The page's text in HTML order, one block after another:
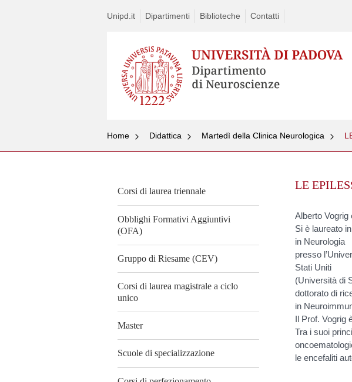
Unipd.it Dipartimenti Biblioteche Contatti
Home Didattica Martedì della Clinica Neurologica
Corsi di laurea triennale
Obblighi Formativi Aggiuntivi
(OFA)
Gruppo di Riesame (CEV)
Corsi di laurea magistrale a ciclo
unico
Master
Scuole di specializzazione
LE
Alberto Vogrig
Si è laureato
in Neurologia
presso
Stati Uniti
(Università di
dottorato di
in
Il Prof. Vogrig
Tra i suoi
le encefaliti